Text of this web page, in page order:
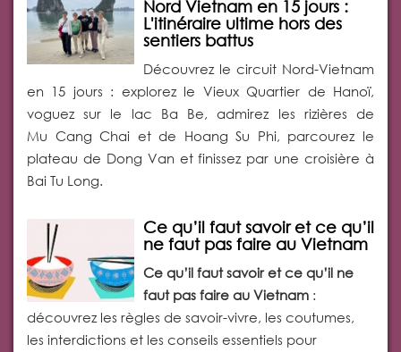
Nord Vietnam en 15 jours :
L'itinéraire ultime hors des
sentiers battus
Découvrez le circuit Nord-Vietnam
en 15 jours : explorez le Vieux Quartier de Hanoï,
voguez sur le lac Ba Be, admirez les rizières de
Mu Cang Chai et de Hoang Su Phi, parcourez le
plateau de Dong Van et finissez par une croisière à
Bai Tu Long.
Ce qu’il faut savoir et ce qu’il
ne faut pas faire au Vietnam
Ce qu’il faut savoir et ce qu’il ne
faut pas faire au Vietnam :
découvrez les règles de savoir-vivre, les coutumes,
les interdictions et les conseils essentiels pour